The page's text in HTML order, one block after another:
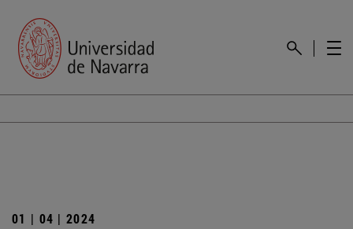
01 | 04 | 2024